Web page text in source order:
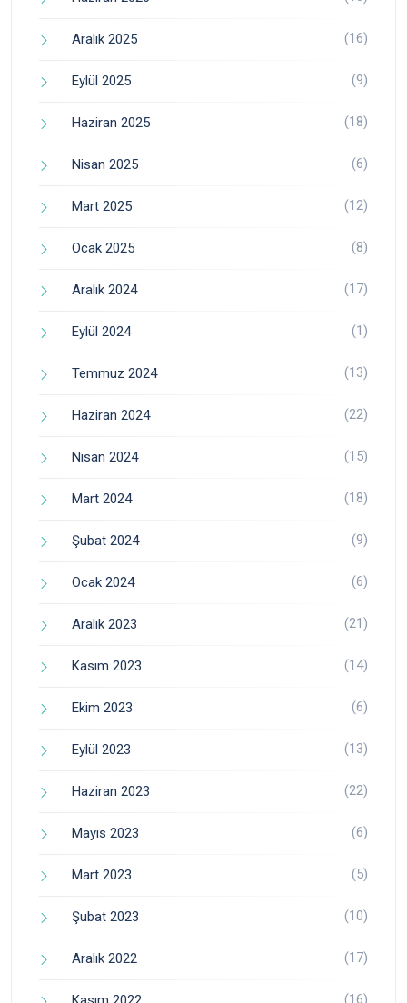
Aralık 2025 (16)
Eylül 2025 (9)
Haziran 2025 (18)
Nisan 2025 (6)
Mart 2025 (12)
Ocak 2025 (8)
Aralık 2024 (17)
Eylül 2024 (1)
Temmuz 2024 (13)
Haziran 2024 (22)
Nisan 2024 (15)
Mart 2024 (18)
Şubat 2024 (9)
Ocak 2024 (6)
Aralık 2023 (21)
Kasım 2023 (14)
Ekim 2023 (6)
Eylül 2023 (13)
Haziran 2023 (22)
Mayıs 2023 (6)
Mart 2023 (5)
Şubat 2023 (10)
Aralık 2022 (17)
(16)